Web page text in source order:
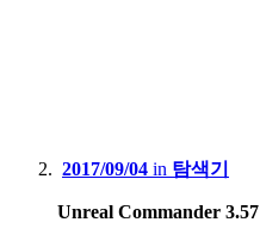
2017/09/04 in 탐색기
Unreal Commander 3.57